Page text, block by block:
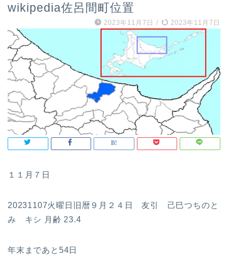
wikipedia佐呂間町位置
2023年11月7日 / 2023年11月7日
１１月７日
20231107火曜日旧暦９月２４日 友引 己巳つちのと
み キシ 月齢 23.4
年末まであと54日